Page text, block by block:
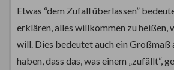
Etwas “dem Zufall überlassen”
erklären, alles willkommen zu heißen,
will. Dies bedeutet auch ein Großmaß
haben, dass das, was einem „zufällt“,